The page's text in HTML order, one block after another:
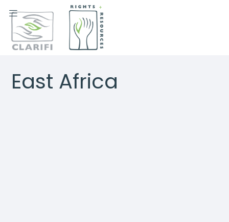

East Africa